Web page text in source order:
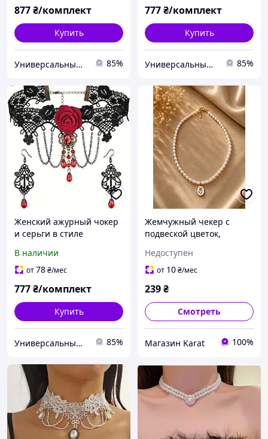
877₴/комплект
Купить
Универсальный Интернет-магазин POPULAR 85%
777₴/комплект
Купить
Универсальный Интернет-магазин POPULAR 85%
Женский ажурный чокер
и серьги в стиле
[HX937634] Fashion
Jewelry Черный
В наличии
от78₴/мес
777₴/комплект
Купить
Универсальный Интернет-магазин POPULAR 85%
Жемчужный чекер с
подвеской цветок,
жемчужинами в
винтажном стиле
Недоступен
от 10₴/мес
239₴
Смотреть
Магазин Karat 100%